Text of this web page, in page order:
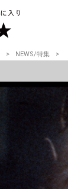
NEWS/特集